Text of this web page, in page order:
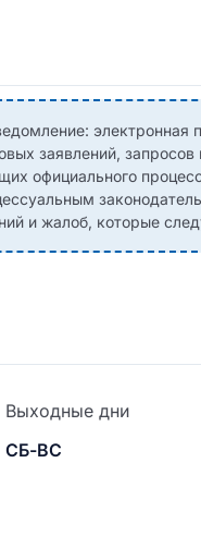
электронная
заявлений, запросов
официального
и жалоб, которые
Выходные дни
СБ-ВС